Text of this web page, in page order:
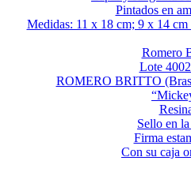
Pintados en
Medidas: 11 x 18 cm; 9 x 14
Romero
Lote
ROMERO BRITTO
Sello en la
Firma
Con su caja